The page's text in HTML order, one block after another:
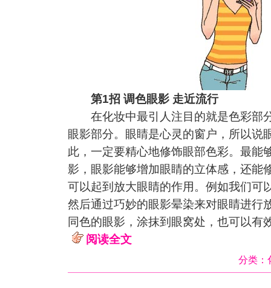
第1招 调色眼影 走近流行
在化妆中最引人注目的就是色彩部
眼影部分。眼睛是心灵的窗户，所以说
此，一定要精心地修饰眼部色彩。最能
影，眼影能够增加眼睛的立体感，还能
可以起到放大眼睛的作用。例如我们可
然后通过巧妙的眼影晕染来对眼睛进行
同色的眼影，涂抹到眼窝处，也可以有
阅读全文
分类：